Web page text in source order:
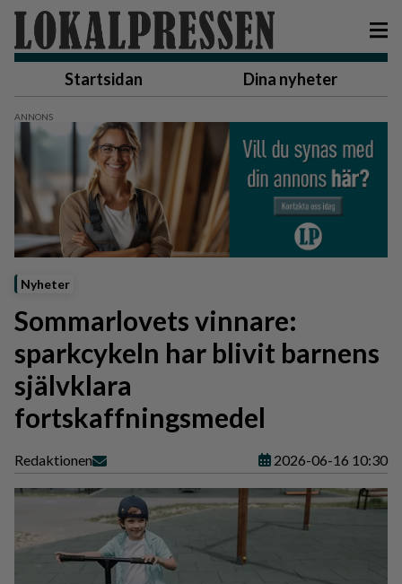
Startsidan Dina nyheter
Nyheter
Sommarlovets vinnare:
sparkcykeln har blivit barnens
självklara
fortskaffningsmedel
Redaktionen 2026-06-16 10:30